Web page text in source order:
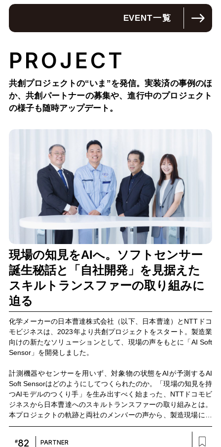
EVENT一覧
PROJECT
共創プロジェクトの“いま”を発信。実装済の事例のほ
か、共創パートナーの募集や、進行中のプロジェクト
の様子も随時アップデート。
現場の知見をAIへ。ソフトセンサー
誕生秘話と「自社開発」を見据えた
スキルトランスファーの取り組みに
迫る
化学メーカーの日本曹達株式会社（以下、日本曹達）とNTTドコ
モビジネスは、2023年より共創プロジェクトをスタート。製造業
向けの新たなソリューションとして、現場の声をもとに「AI Soft
Sensor」を開発しました。
計測機器やセンサーを用いず、対象物の状態をAIが予測するAI
Soft Sensorはどのようにしてつくられたのか。「現場の知見を持
つAIモデルのつくり手」を生み出すべく始まった、NTTドコモビ
ジネスから日本曹達へのスキルトランスファーの取り組みとは。
本プロジェクトの軌跡と両社のメンバーの声から、製造現場にお
けるDX推進の最前線に迫ります。
#82 PARTNER